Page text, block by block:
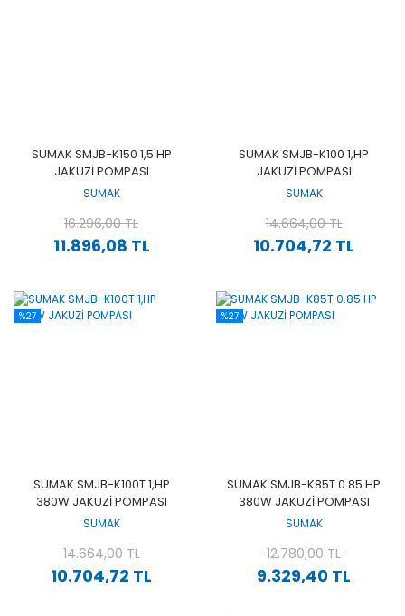
SUMAK SMJB-K150 1,5 HP
JAKUZİ POMPASI
SUMAK
11.896,08 TL
16.296,00 TL
SUMAK SMJB-K100 1,HP
JAKUZİ POMPASI
SUMAK
10.704,72 TL
14.664,00 TL
%27
SUMAK SMJB-K100T 1,HP
380W JAKUZİ POMPASI
SUMAK
10.704,72 TL
14.664,00 TL
%27
SUMAK SMJB-K85T 0.85 HP
380W JAKUZİ POMPASI
SUMAK
9.329,40 TL
12.780,00 TL